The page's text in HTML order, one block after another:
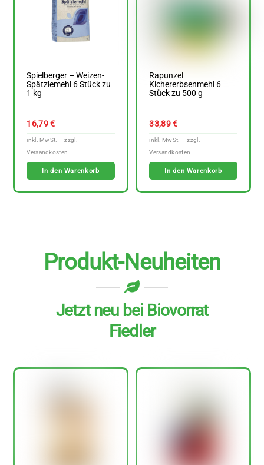
Spielberger – Weizen-
Spätzlemehl 6 Stück zu
1 kg
16,79€
In den Warenkorb
Rapunzel
Kichererbsenmehl 6
Stück zu 500 g
33,89€
In den Warenkorb
Produkt-Neuheiten
Jetzt neu bei Biovorrat
Fiedler